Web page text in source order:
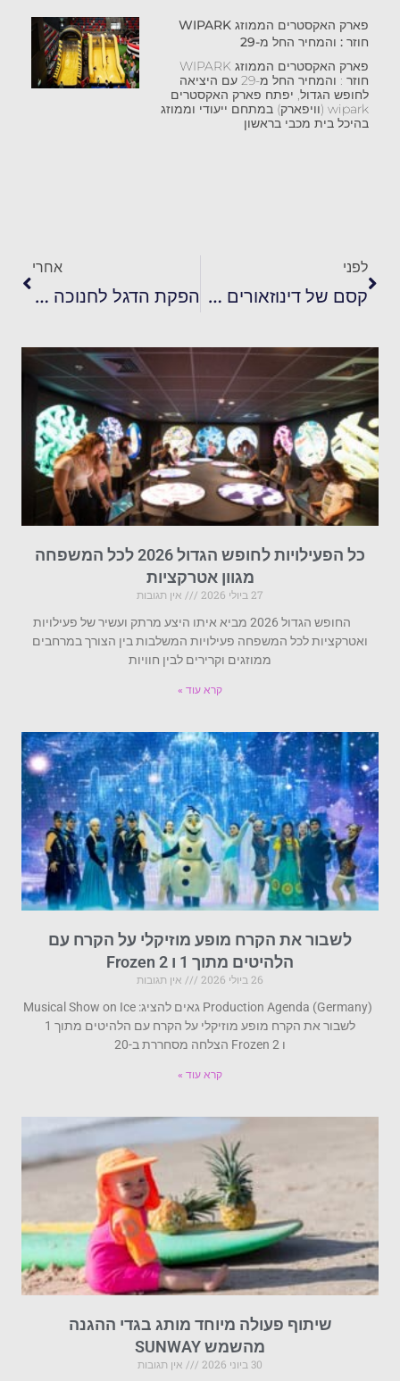
פארק האקסטרים הממוזג WIPARK
חוזר : והמחיר החל מ-29
פארק האקסטרים הממוזג WIPARK
חוזר : והמחיר החל מ-29 עם היציאה
לחופש הגדול, יפתח פארק האקסטרים
wipark (וויפארק) במתחם ייעודי וממוזג
בהיכל בית מכבי בראשון
לפני
קסם של דינוזאורים – ההפקה הגדולה של חנוכה 2025
אחרי
הפקת הדגל לחנוכה 2025 " מותק מהאגדות", בהפקת משגב עורי, סולן הפקות
כל הפעילויות לחופש הגדול 2026 לכל המשפחה
מגוון אטרקציות
27 ביולי 2026
אין תגובות
החופש הגדול 2026 מביא איתו היצע מרתק ועשיר של פעילויות
ואטרקציות לכל המשפחה פעילויות המשלבות בין הצורך במרחבים
ממוזגים וקרירים לבין חוויות
קרא עוד »
לשבור את הקרח מופע מוזיקלי על הקרח עם
הלהיטים מתוך 1 ו Frozen 2
26 ביולי 2026
אין תגובות
Production Agenda (Germany) גאים להציג: Musical Show on Ice
לשבור את הקרח מופע מוזיקלי על הקרח עם הלהיטים מתוך 1
ו Frozen 2 הצלחה מסחררת ב-20
קרא עוד »
שיתוף פעולה מיוחד מותג בגדי ההגנה
מהשמש SUNWAY
30 ביוני 2026
אין תגובות